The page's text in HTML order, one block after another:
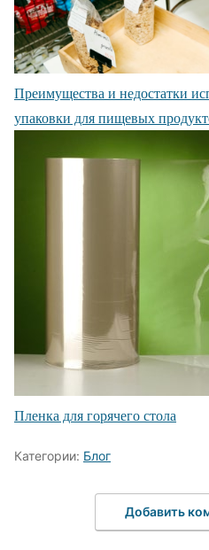
Преимущества и недостатки
упаковки для пищевых
Пленка для горячего стола
Категории: Блог
Добавить